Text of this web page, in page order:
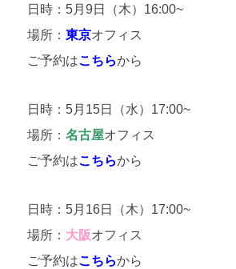
日時：5月9日（木）16:00~
場所： 東京オフィス
ご予約はこちらから
日時：5月15日（水）17:00~
場所： 名古屋オフィス
ご予約はこちらから
日時：5月16日（木）17:00~
場所： 大阪オフィス
ご予約はこちらから